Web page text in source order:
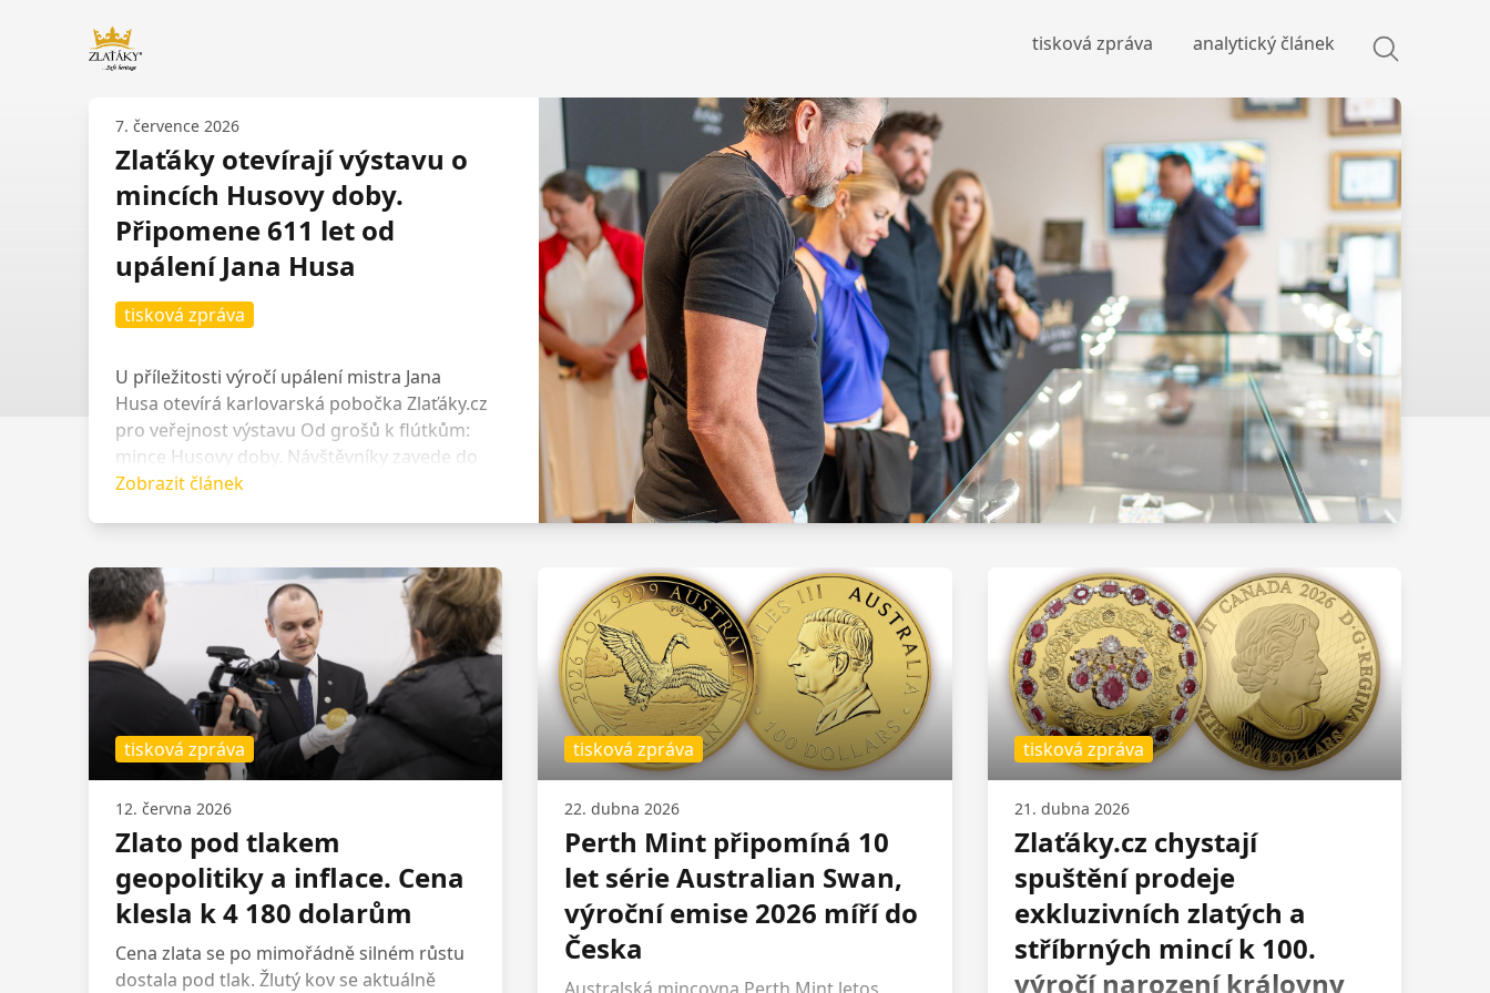
Zlaťáky.cz tisková zpráva analytický článek
7. července 2026
Zlaťáky otevírají výstavu o
mincích Husovy doby.
Připomene 611 let od
upálení Jana Husa
tisková zpráva
U příležitosti výročí upálení mistra Jana
Husa otevírá karlovarská pobočka Zlaťáky.cz
pro veřejnost výstavu Od grošů k flútkům:
mince Husovy doby. Návštěvníky zavede do
období přelomu 14. a 15. století, kdy
husitské ražby známé jako flútky. Výstava
bude přístupná do 17. července.
Zobrazit článek
tisková zpráva
12. června 2026
Zlato pod tlakem
geopolitiky a inflace. Cena
klesla k 4 180 dolarům
Cena zlata se po mimořádně silném růstu
dostala pod tlak. Žlutý kov se aktuálně
tisková zpráva
22. dubna 2026
Perth Mint připomíná 10
let série Australian Swan,
výroční emise 2026 míří do
Česka
tisková zpráva
21. dubna 2026
Zlaťáky.cz chystají
spuštění prodeje
exkluzivních zlatých a
stříbrných mincí k 100.
výročí narození královny